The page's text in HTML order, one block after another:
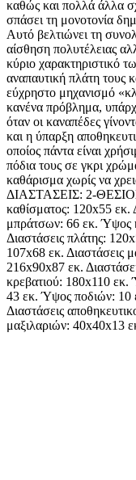
καθώς και πολλά άλλα
σπάσει τη μονοτονία
Αυτό βελτιώνει τη
αίσθηση πολυτέλειας
κύριο χαρακτηριστικό
αναπαυτική πλάτη τους
εύχρηστο μηχανισμό
κανένα πρόβλημα,
όταν οι καναπέδες
και η ύπαρξη
οποίος πάντα είναι
πόδια τους σε γκρι
καθάρισμα χωρίς να
ΔΙΑΣΤΑΣΕΙΣ: 2-
καθίσματος: 120x55 εκ.
μπράτσων: 66 εκ. Ύψος
Διαστάσεις πλάτης:
107x68 εκ. Διαστάσεις
216x90x87 εκ.
κρεβατιού: 180x110
43 εκ. Ύψος ποδιών: 10
Διαστάσεις
μαξιλαριών: 40x40x13